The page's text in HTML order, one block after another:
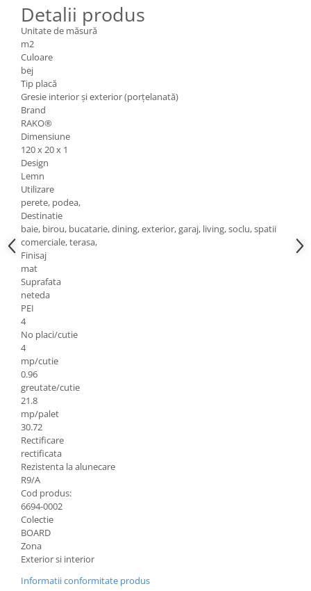
Detalii produs
Unitate de măsură
m2
Culoare
bej
Tip placă
Gresie interior și exterior (porțelanată)
Brand
RAKO®
Dimensiune
120 x 20 x 1
Design
Lemn
Utilizare
perete, podea,
Destinatie
baie, birou, bucatarie, dining, exterior, garaj, living, soclu, spatii
comerciale, terasa,
Finisaj
mat
Suprafata
neteda
PEI
4
No placi/cutie
4
mp/cutie
0.96
greutate/cutie
21.8
mp/palet
30.72
Rectificare
rectificata
Rezistenta la alunecare
R9/A
Cod produs:
6694-0002
Colectie
BOARD
Zona
Exterior si interior
Informatii conformitate produs